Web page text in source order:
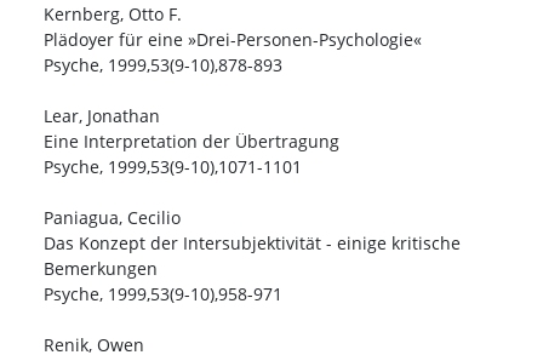
Kernberg, Otto F.
Plädoyer für eine »Drei-Personen-Psychologie«
Psyche, 1999,53(9-10),878-893
Lear, Jonathan
Eine Interpretation der Übertragung
Psyche, 1999,53(9-10),1071-1101
Paniagua, Cecilio
Das Konzept der Intersubjektivität - einige kritische
Bemerkungen
Psyche, 1999,53(9-10),958-971
Renik, Owen